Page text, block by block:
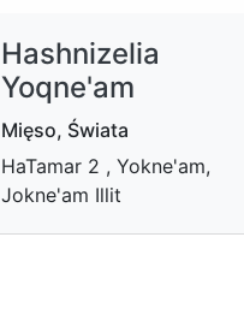
Hashnizelia
Yoqne'am
Mięso, Świata
HaTamar 2 , Yokne'am,
Jokne'am Illit